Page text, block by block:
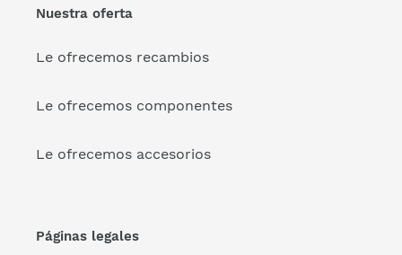
Nuestra oferta
Le ofrecemos recambios
Le ofrecemos componentes
Le ofrecemos accesorios
Páginas legales